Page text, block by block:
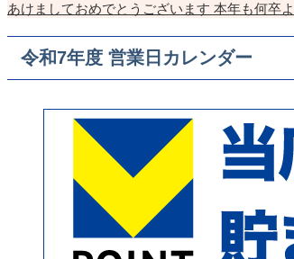
あけましておめでとうございます 本年も何卒
令和7年度 営業日カレンダー